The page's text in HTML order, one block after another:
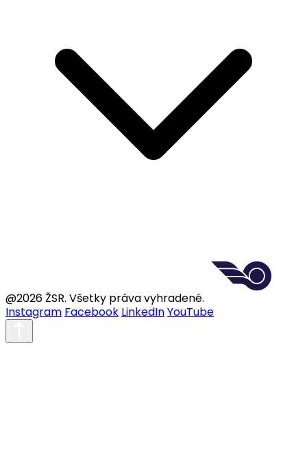
@2026 ŽSR. Všetky práva vyhradené.
Instagram Facebook LinkedInYouTube